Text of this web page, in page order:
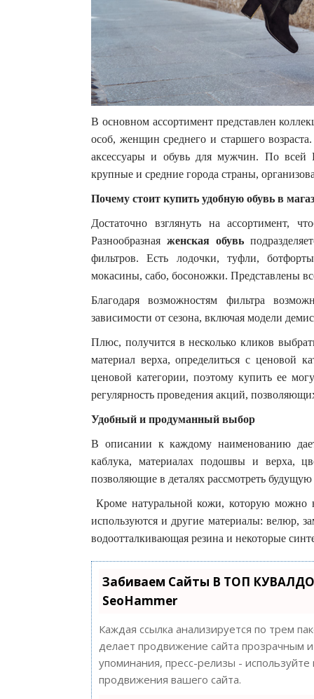
В основном ассортимент представлен
особ, женщин среднего и старшего
аксессуары и обувь для мужчин. По всей
крупные и средние города страны,
Почему стоит купить удобную обувь в
Достаточно взглянуть на ассортимент,
Разнообразнаяженская обувь
фильтров. Есть лодочки, туфли,
мокасины, сабо, босоножки. Представлены
Благодаря возможностям фильтра
зависимости от сезона, включая модели
Плюс, получится в несколько кликов
материал верха, определиться с ценовой
ценовой категории, поэтому купить ее
регулярность проведения акций,
Удобный и продуманный выбор
В описании к каждому наименованию
каблука, материалах подошвы и верха,
позволяющие в деталях рассмотреть
Кроме натуральной кожи, которую можно
используются и другие материалы: велюр,
водоотталкивающая резина и некоторые
Забиваем Сайты В ТОП
SeoHammer
Каждая ссылка анализируется по трем
делает продвижение сайта прозрачным
упоминания, пресс-релизы -
продвижения вашего сайта.